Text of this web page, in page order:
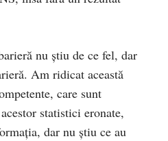
nu ştiu de ce fel, dar
Am ridicat această
care sunt
statistici eronate,
dar nu ştiu ce au